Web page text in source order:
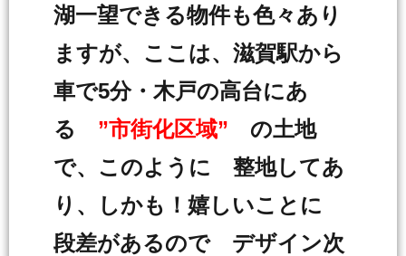
湖一望できる物件も色々あり
ますが、ここは、滋賀駅から
車で5分・木戸の高台にあ
る ”市街化区域” の土地
で、このように 整地してあ
り、しかも！嬉しいことに
段差があるので デザイン次